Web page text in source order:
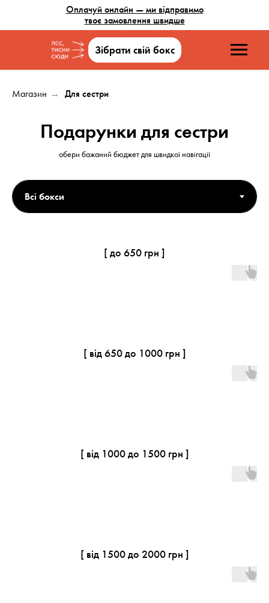
Тимчасово не працюємо
При оплаті онлайн до 17:00
Оплачуй онлайн — ми відправимо
твоє замовлення швидше
50% з
1'100'000
Зібрати свій бокс
Створи свій бокс
Магазин → Для сестри
Подарунки для сестри
обери бажаний бюджет для швидкої навігації
[ до 650 грн ]
[ від 650 до 1000 грн ]
[ від 1000 до 1500 грн ]
[ від 1500 до 2000 грн ]